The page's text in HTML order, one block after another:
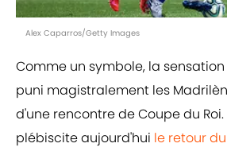
Alex Caparros/Getty Images
Comme un symbole, la
puni magistralement les
d'une rencontre de Coupe du
plébiscite aujourd'hui le retour